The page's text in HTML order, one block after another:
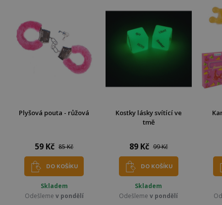
Plyšová pouta - růžová
59 Kč 85 Kč
DO KOŠÍKU
Skladem
Odešleme v pondělí
Kostky lásky svítící ve
tmě
89 Kč 99 Kč
DO KOŠÍKU
Skladem
Odešlemev pondělí